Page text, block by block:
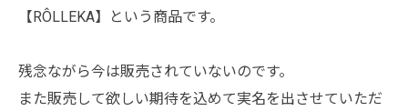
【RÔLLEKA】という商品です。
残念ながら今は販売されていないのです。
また販売して欲しい期待を込めて実名を出させていただ